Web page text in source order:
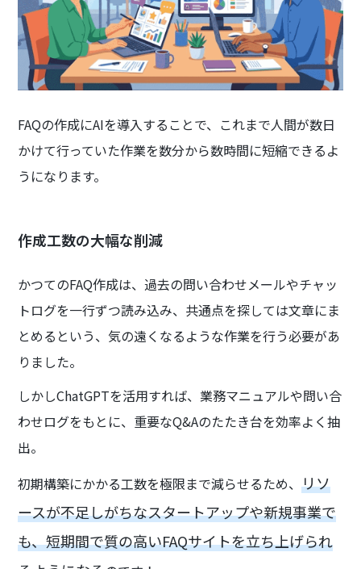
FAQの作成にAIを導入することで、これまで人間が数日
かけて行っていた作業を数分から数時間に短縮できるよ
うになります。
作成工数の大幅な削減
かつてのFAQ作成は、過去の問い合わせメールやチャッ
トログを一行ずつ読み込み、共通点を探しては文章にま
とめるという、気の遠くなるような作業を行う必要があ
りました。
しかしChatGPTを活用すれば、業務マニュアルや問い合
わせログをもとに、重要なQ&Aのたたき台を効率よく抽
出。
初期構築にかかる工数を極限まで減らせるため、リソ
ースが不足しがちなスタートアップや新規事業で
も、短期間で質の高いFAQサイトを立ち上げられ